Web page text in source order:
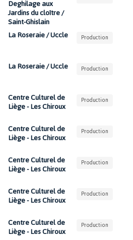
Deghilage aux
Jardins du cloître /
Saint-Ghislain
La Roseraie / Uccle Production
La Roseraie / Uccle Production
Centre Culturel de
Liège - Les Chiroux Production
Centre Culturel de
Liège - Les Chiroux Production
Centre Culturel de
Liège - Les Chiroux Production
Centre Culturel de
Liège - Les Chiroux Production
Centre Culturel de
Liège - Les Chiroux Production